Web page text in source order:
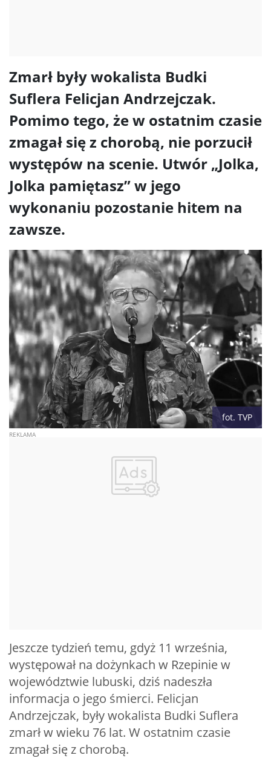
Zmarł były wokalista Budki
Suflera Felicjan Andrzejczak.
Pomimo tego, że w ostatnim czasie
zmagał się z chorobą, nie porzucił
występów na scenie. Utwór „Jolka,
Jolka pamiętasz” w jego
wykonaniu pozostanie hitem na
zawsze.
fot. TVP
Jeszcze tydzień temu, gdyż 11 września,
występował na dożynkach w Rzepinie w
województwie lubuski, dziś nadeszła
informacja o jego śmierci. Felicjan
Andrzejczak, były wokalista Budki Suflera
zmarł w wieku 76 lat. W ostatnim czasie
zmagał się z chorobą.